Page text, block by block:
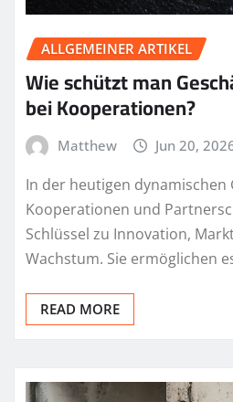
ALLGEMEINER ARTIKEL
Wie schützt man
bei Kooperationen?
Matthew Jun 20,
In der heutigen dynamischen
Kooperationen und
Schlüssel zu Innovation,
Wachstum. Sie ermöglichen
READ MORE